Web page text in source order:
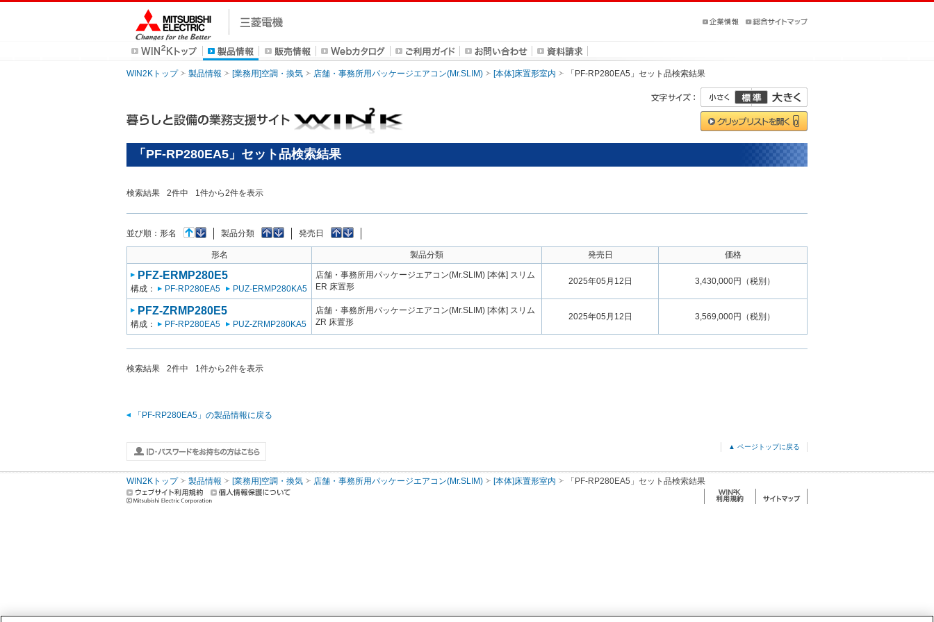
WIN2Kトップ 製品情報 [業務用]空調・換気 店舗・事務所用パッケージエアコン(Mr.SLIM) [本体]床置形室内 「PF-RP280EA5」セット品検索結果
「PF-RP280EA5」セット品検索結果
検索結果 2件中 1件から2件を表示
並び順： 形名 製品分類 発売日
形名 製品分類 発売日 価格
PFZ-ERMP280E5
構成： PF-RP280EA5 PUZ-ERMP280KA5
店舗・事務所用パッケージエアコン(Mr.SLIM) [本体] スリム
ER 床置形
2025年05月12日 3,430,000円（税別）
PFZ-ZRMP280E5
構成： PF-RP280EA5 PUZ-ZRMP280KA5
店舗・事務所用パッケージエアコン(Mr.SLIM) [本体] スリム
ZR 床置形
2025年05月12日 3,569,000円（税別）
検索結果 2件中 1件から2件を表示
「PF-RP280EA5」の製品情報に戻る
▲ ページトップに戻る
WIN2Kトップ 製品情報 [業務用]空調・換気 店舗・事務所用パッケージエアコン(Mr.SLIM) [本体]床置形室内 「PF-RP280EA5」セット品検索結果